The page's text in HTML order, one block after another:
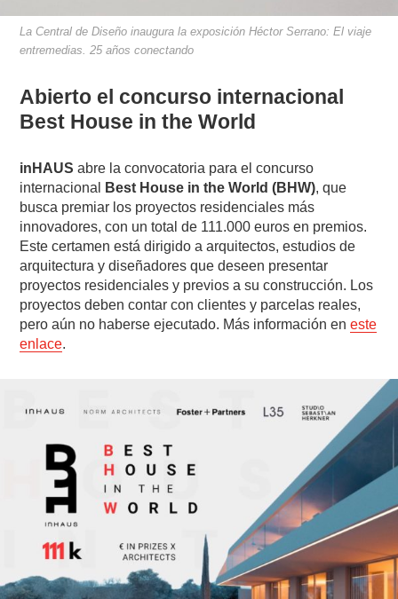
La Central de Diseño inaugura la exposición Héctor Serrano: El viaje
entremedias. 25 años conectando
Abierto el concurso internacional
Best House in the World
inHAUS abre la convocatoria para el concurso
internacional
Best House in the World (BHW), que
busca premiar los proyectos residenciales más
innovadores, con un total de 111.000 euros en premios.
Este certamen está dirigido a arquitectos, estudios de
arquitectura y diseñadores que deseen presentar
proyectos residenciales y previos a su construcción. Los
proyectos deben contar con clientes y parcelas reales,
pero aún no haberse ejecutado. Más información eneste
enlace.